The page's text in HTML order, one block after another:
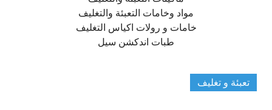
مواد وخامات التعبئة والتغليف
خامات و رولات اكياس التغليف
طبات اندكشن سيل
تعبئة و تغليف